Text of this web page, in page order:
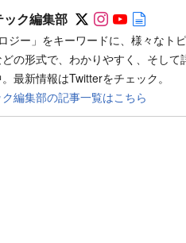
ック編集部 Follow on SNS
Follow on
Follow
ジー」をキーワードに、様々なト
の形式で、わかりやすく、そし
最新情報はTwitterをチェック。
編集部の記事一覧はこちら